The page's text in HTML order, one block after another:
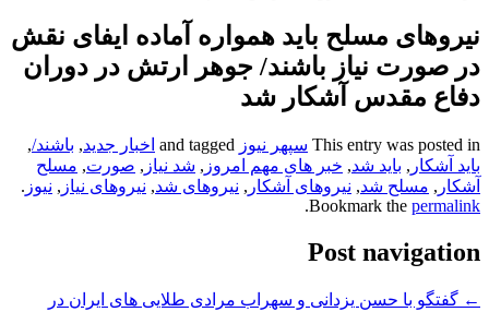
نیروهای مسلح باید همواره آماده ایفای نقش
در صورت نیاز باشند/ جوهر ارتش در دوران
دفاع مقدس آشکار شد
This entry was posted in سپهر نیوز اخبار جدید, باشند/,
باید آشکار , باید شد, خبر های مهم امروز , شد نیاز , صورت, مسلح
آشکار , مسلح شد, نیروهای آشکار , نیروهای شد, نیروهای نیاز , نیوز .
Bookmark the permalink
.
Post navigation
← گفتگو با حسن یزدانی و سهراب مرادی طلایی های ایران در